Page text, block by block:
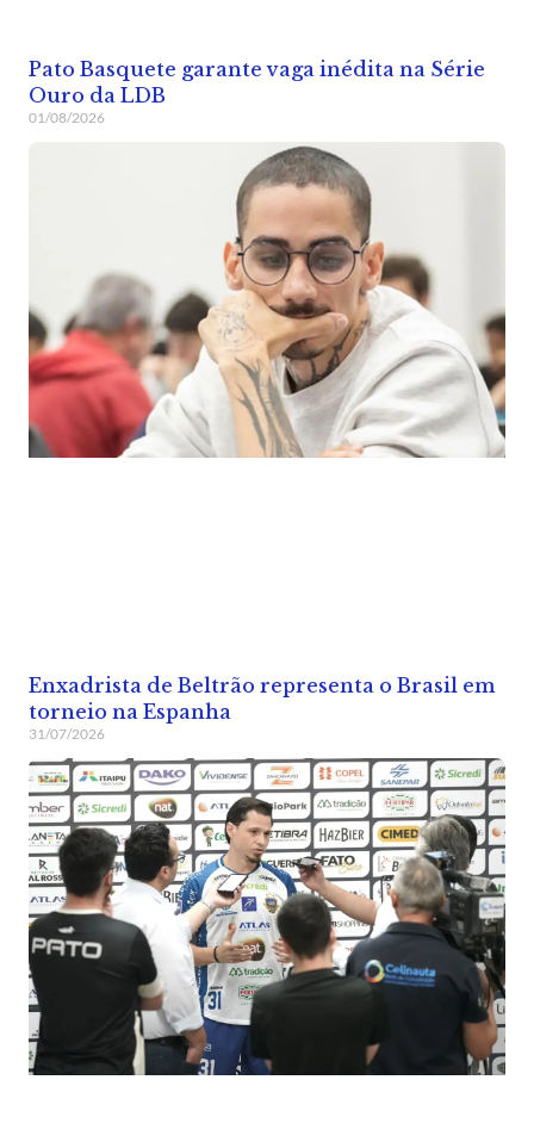
Pato Basquete garante vaga inédita na Série
Ouro da LDB
01/08/2026
Enxadrista de Beltrão representa o Brasil em
torneio na Espanha
31/07/2026